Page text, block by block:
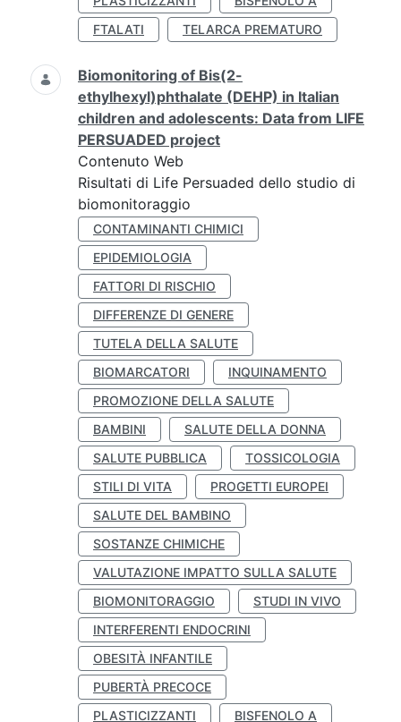
FTALATI
TELARCA PREMATURO
Biomonitoring of Bis(2-
ethylhexyl)phthalate (DEHP) in Italian
children and adolescents: Data from LIFE
PERSUADED project
Contenuto Web
Risultati di Life Persuaded dello studio di
biomonitoraggio
CONTAMINANTI CHIMICI
EPIDEMIOLOGIA
FATTORI DI RISCHIO
DIFFERENZE DI GENERE
TUTELA DELLA SALUTE
BIOMARCATORI
INQUINAMENTO
PROMOZIONE DELLA SALUTE
BAMBINI
SALUTE DELLA DONNA
SALUTE PUBBLICA
TOSSICOLOGIA
STILI DI VITA
PROGETTI EUROPEI
SALUTE DEL BAMBINO
SOSTANZE CHIMICHE
VALUTAZIONE IMPATTO SULLA SALUTE
BIOMONITORAGGIO
STUDI IN VIVO
INTERFERENTI ENDOCRINI
OBESITÀ INFANTILE
PUBERTÀ PRECOCE
PLASTICIZZANTI
BISFENOLO A